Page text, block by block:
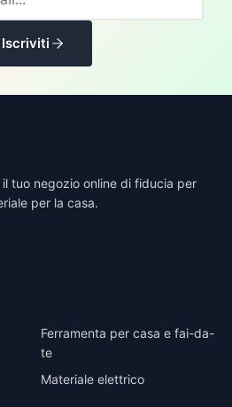
Iscriviti
tuo negozio online di fiducia per
per la casa.
Ferramenta per casa e fai-da-
te
Materiale elettrico